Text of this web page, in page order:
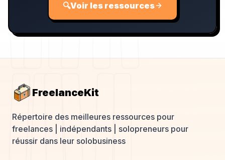
🔍Voir les ressources
FreelanceKit
Répertoire des meilleures ressources pour
freelances | indépendants | solopreneurs pour
réussir dans leur solobusiness